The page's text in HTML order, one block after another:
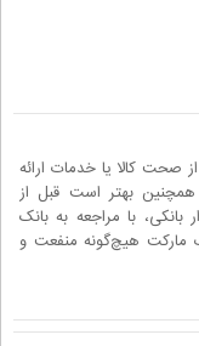
صحت کالا یا خدمات ارائه
بهتر است قبل از
با مراجعه به بانک
مارکت هیچ‌گونه منفعت و